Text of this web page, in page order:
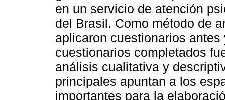
en un servicio de atención
del Brasil. Como método de
aplicaron cuestionarios
cuestionarios completados
análisis cualitativa y
principales apuntan a los
importantes para la